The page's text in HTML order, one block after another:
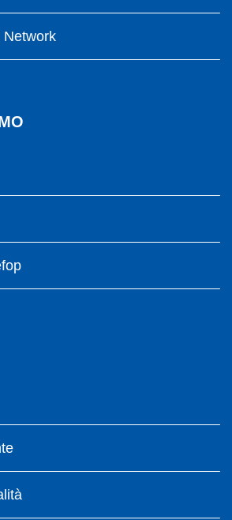
Network